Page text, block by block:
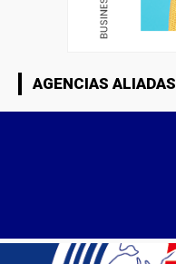
AGENCIAS ALIADAS